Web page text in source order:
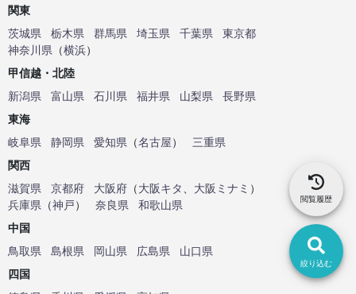
絞り込む
閲覧履歴
関東
茨城県
栃木県 群馬県 埼玉県 千葉県
東京都
神奈川県 （横浜）
甲信越・北陸
新潟県
富山県 石川県 福井県 山梨県
長野県
東海
岐阜県
静岡県 愛知県 （名古屋）
三重県
関西
滋賀県
京都府 大阪府 （大阪キタ 大阪ミナミ ）
兵庫県 （神戸） 奈良県
和歌山県
中国
鳥取県
島根県 岡山県 広島県
山口県
四国